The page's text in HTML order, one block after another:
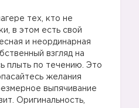
тех, кто не
в этом есть свой
и неординарная
взгляд на
плыть по течению. Это
желания
выпячивание
Оригинальность,